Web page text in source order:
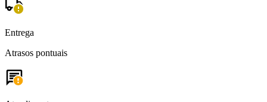
Entrega
Atrasos pontuais